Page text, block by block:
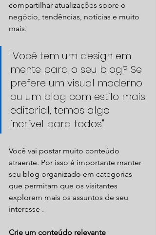
compartilhar atualizações sobre o
negócio, tendências, notícias e muito
mais.
"Você tem um design em
mente para o seu blog? Se
prefere um visual moderno
ou um blog com estilo mais
editorial, temos algo
incrível para todos".
Você vai postar muito conteúdo
atraente. Por isso é importante manter
seu blog organizado em categorias
que permitam que os visitantes
explorem mais os assuntos de seu
interesse .
Crie um conteúdo relevante